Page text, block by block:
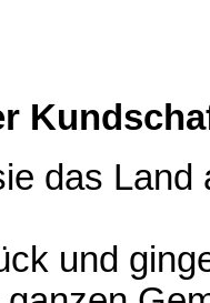
das
und